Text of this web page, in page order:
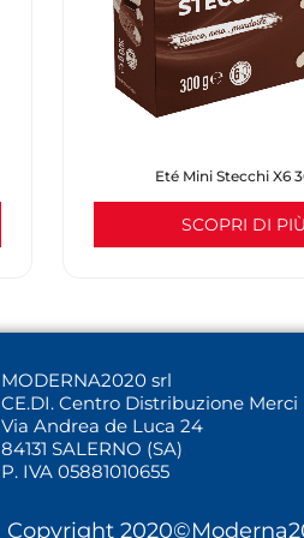
Eté Mini Stecchi X6
SCOPRI DI PIÙ
MODERNA2020 srl
CE.DI. Centro Distribuzione Merci
Via Andrea de Luca 24
84131 SALERNO (SA)
P. IVA 05881010655
Copyright